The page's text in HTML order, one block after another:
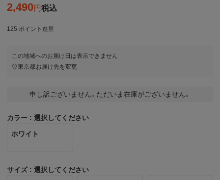
2,490 税込
125 ポイント進呈
この地域へのお届け日は表示できません
東京都お届け先を変更
申し訳ございません。ただいま在庫がございません。
カラー 選択してください
ホワイト
サイズ 選択してください